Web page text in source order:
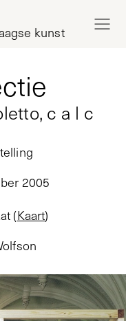
kunst
c a l c
2005
(Kaart)